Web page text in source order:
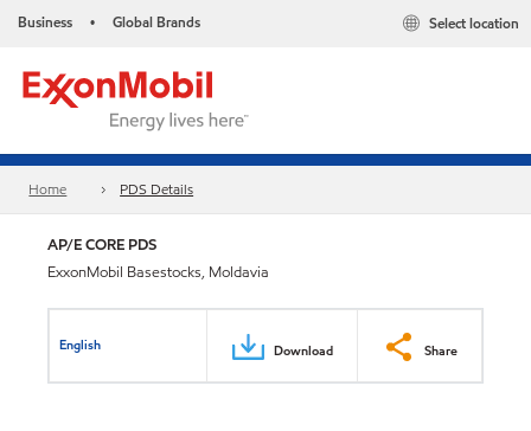
Business • Global Brands Select location
Home PDS Details
AP/E CORE PDS
ExxonMobil Basestocks, Moldavia
English Download Share